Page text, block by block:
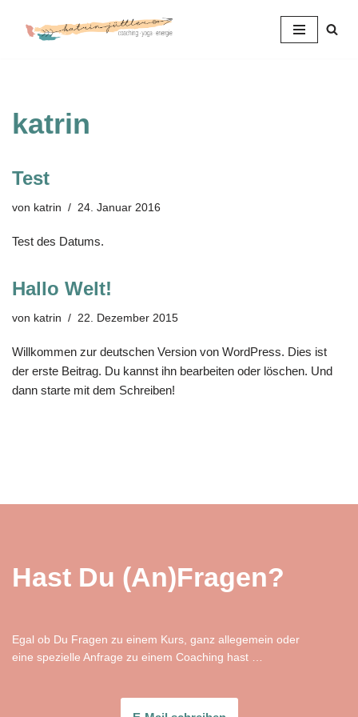
katrin
Test
von katrin 24. Januar 2016
Test des Datums.
Hallo Welt!
von katrin 22. Dezember 2015
Willkommen zur deutschen Version von WordPress. Dies ist
der erste Beitrag. Du kannst ihn bearbeiten oder löschen. Und
dann starte mit dem Schreiben!
Hast Du (An)Fragen?
Egal ob Du Fragen zu einem Kurs, ganz allegemein oder
eine spezielle Anfrage zu einem Coaching hast …